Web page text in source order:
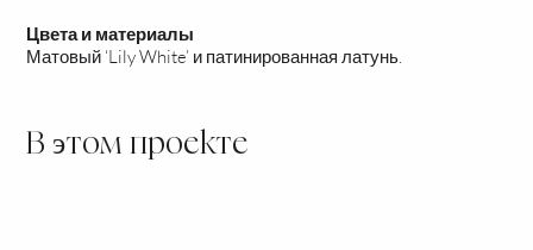
Цвета и материалы
Матовый ‘Lily White’ и патинированная латунь.
В этом проекте